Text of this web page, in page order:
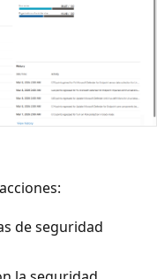
de seguridad